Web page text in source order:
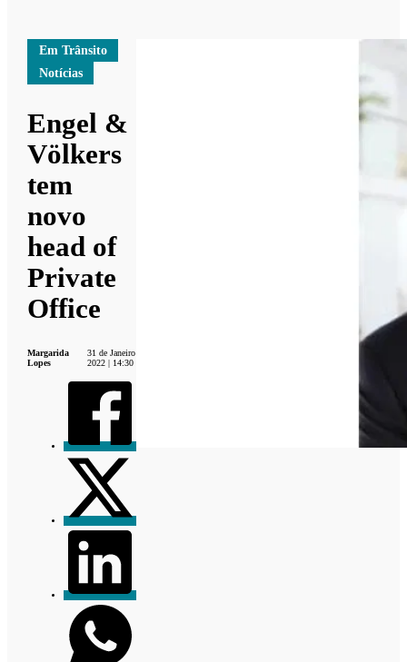
Em Trânsito
Notícias
Engel &
Völkers
tem
novo
head of
Private
Office
Margarida
Lopes
31 de Janeiro
2022 | 14:30